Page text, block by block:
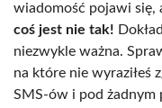
wiadomość pojawi się,
coś jest nie tak!
niezwykle ważna.
na które nie wyraziłeś
SMS-ów i pod żadnym